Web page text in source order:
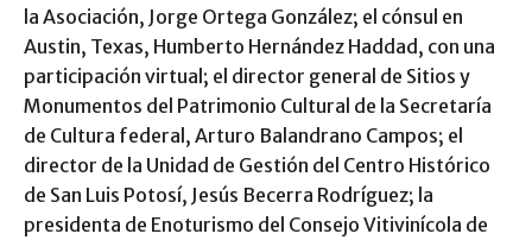
la Asociación, Jorge Ortega González; el cónsul en
Austin, Texas, Humberto Hernández Haddad, con una
participación virtual; el director general de Sitios y
Monumentos del Patrimonio Cultural de la Secretaría
de Cultura federal, Arturo Balandrano Campos; el
director de la Unidad de Gestión del Centro Histórico
de San Luis Potosí, Jesús Becerra Rodríguez; la
presidenta de Enoturismo del Consejo Vitivinícola de